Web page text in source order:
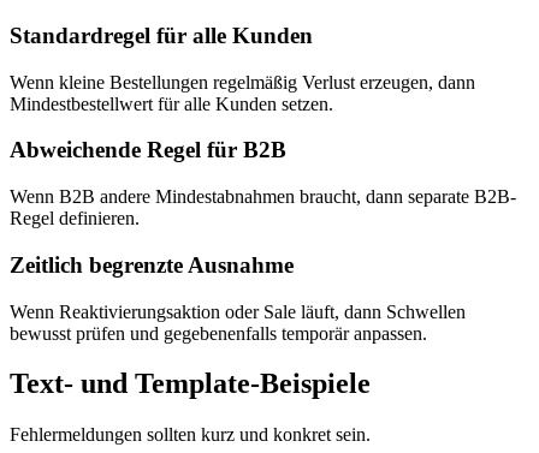
Standardregel für alle Kunden
Wenn kleine Bestellungen regelmäßig Verlust erzeugen, dann
Mindestbestellwert für alle Kunden setzen.
Abweichende Regel für B2B
Wenn B2B andere Mindestabnahmen braucht, dann separate B2B-
Regel definieren.
Zeitlich begrenzte Ausnahme
Wenn Reaktivierungsaktion oder Sale läuft, dann Schwellen
bewusst prüfen und gegebenenfalls temporär anpassen.
Text- und Template-Beispiele
Fehlermeldungen sollten kurz und konkret sein.